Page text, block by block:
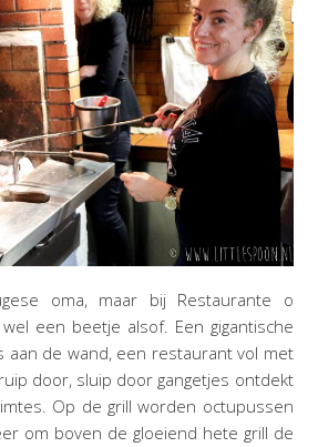
oma, maar bij Restaurante o
een beetje alsof. Een gigantische
aan de wand, een restaurant vol met
door, sluip door gangetjes ontdekt
Op de grill worden octupussen
om boven de gloeiend hete grill de